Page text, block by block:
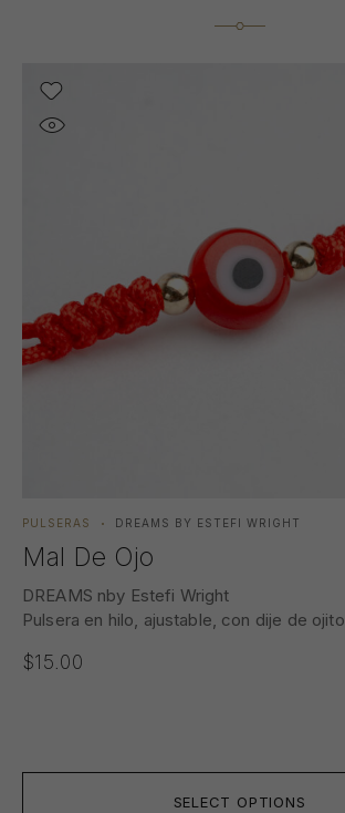
SELECT OPTIONS
PULSERAS DREAMS BY ESTEFI WRIGHT
Mal De Ojo
DREAMS nby Estefi Wright
Pulsera en hilo, ajustable, con dije de ojito
$15.00